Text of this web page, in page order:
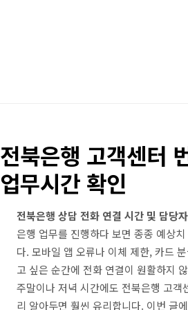
전북은행 고객센터
업무시간 확인
전북은행 상담 전화 연결 시간 및 담당
은행 업무를 진행하다 보면 종종 예상
다. 모바일 앱 오류나 이체 제한, 카드
고 싶은 순간에 전화 연결이 원활하지
주말이나 저녁 시간에도 전북은행 고객
리 알아두면 훨씬 유리합니다. 이번 글